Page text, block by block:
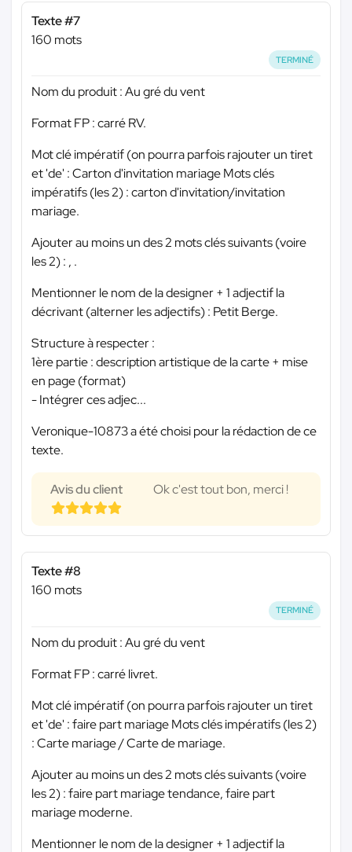
Texte #7
160 mots
TERMINÉ
Nom du produit : Au gré du vent
Format FP : carré RV.
Mot clé impératif (on pourra parfois rajouter un tiret
et 'de' : Carton d'invitation mariage Mots clés
impératifs (les 2) : carton d'invitation/invitation
mariage.
Ajouter au moins un des 2 mots clés suivants (voire
les 2) : , .
Mentionner le nom de la designer + 1 adjectif la
décrivant (alterner les adjectifs) : Petit Berge.
Structure à respecter :
1ère partie : description artistique de la carte + mise
en page (format)
- Intégrer ces adjec...
Veronique-10873 a été choisi pour la rédaction de ce
texte.
Avis du client Ok c'est tout bon, merci !
Texte #8
160 mots
TERMINÉ
Nom du produit : Au gré du vent
Format FP : carré livret.
Mot clé impératif (on pourra parfois rajouter un tiret
et 'de' : faire part mariage Mots clés impératifs (les 2)
: Carte mariage / Carte de mariage.
Ajouter au moins un des 2 mots clés suivants (voire
les 2) : faire part mariage tendance, faire part
mariage moderne.
Mentionner le nom de la designer + 1 adjectif la